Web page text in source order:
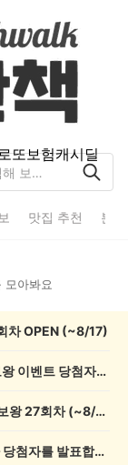
또보험캐시딜
맛집 추천 분
모아봐요
차 OPEN (~8/17)
💰[당첨자 발표] 26회차 우리 동네 정보왕 이벤트 당첨자를 발표합니다!
💸 전원 2,000캐시 지급! 우리 동네 정보왕 27회차 (~8/10)
💰[당첨자 발표] 우리 동네 썰전 12회차 당첨자를 발표합니다!